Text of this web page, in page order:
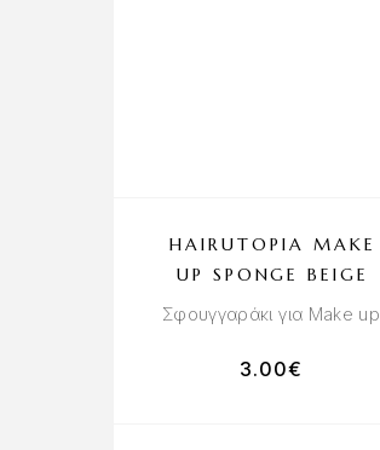
HAIRUTOPIA MAKE
UP SPONGE BEIGE
Σφουγγαράκι για Make up
3.00€